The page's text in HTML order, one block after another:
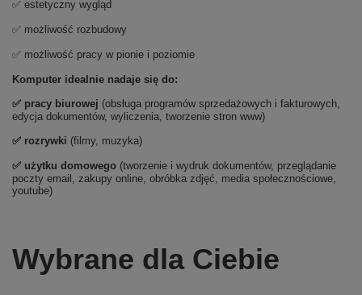
✅ estetyczny wygląd
✅ możliwość rozbudowy
✅ możliwość pracy w pionie i poziomie
Komputer idealnie nadaje się do:
✅ pracy biurowej (obsługa programów sprzedażowych i fakturowych,
edycja dokumentów, wyliczenia, tworzenie stron www)
✅ rozrywki (filmy, muzyka)
✅ użytku domowego (tworzenie i wydruk dokumentów, przeglądanie
poczty email, zakupy online, obróbka zdjęć, media społecznościowe,
youtube)
Wybrane dla Ciebie